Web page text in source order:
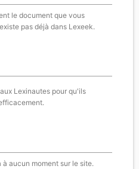
le document que vous
pas déjà dans Lexeek.
Lexinautes pour qu'ils
aucun moment sur le site.